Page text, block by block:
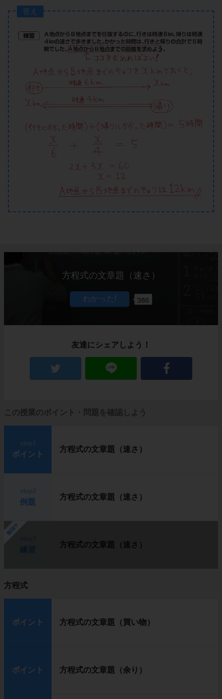
答え
方程式の文章題（速さ）
386
友達にシェアしよう！
この授業のポイント・問題を確認しよう
ポイント
方程式の文章題（速さ）
例題
方程式の文章題（速さ）
勉強中
方程式の文章題（速さ）
方程式
ポイント 方程式の文章題（買い物）
ポイント 方程式の文章題（余り）